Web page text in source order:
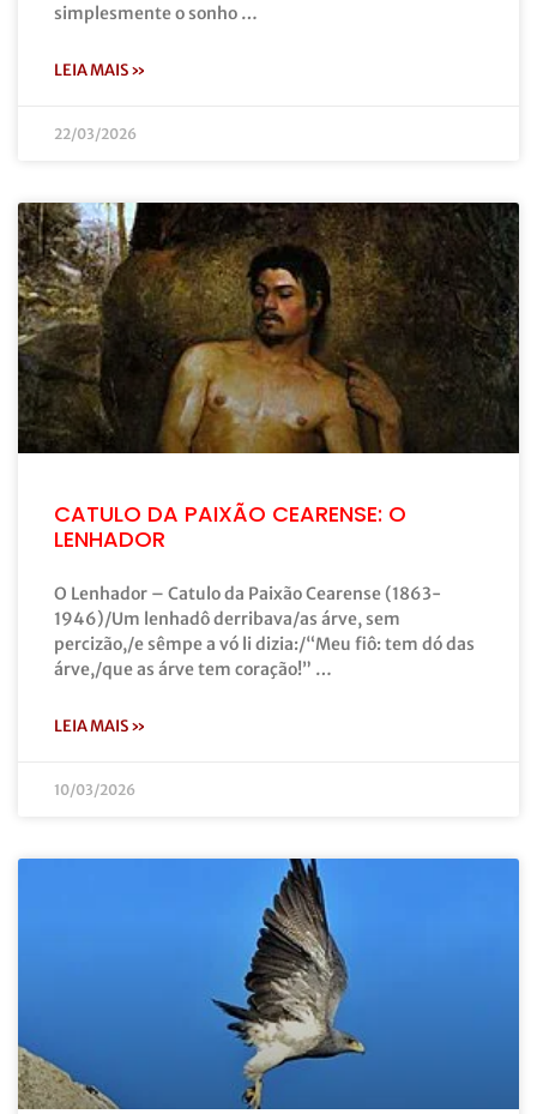
simplesmente o sonho …
LEIA MAIS »
22/03/2026
CATULO DA PAIXÃO CEARENSE: O
LENHADOR
O Lenhador – Catulo da Paixão Cearense (1863-
1946)/Um lenhadô derribava/as árve, sem
percizão,/e sêmpe a vó li dizia:/“Meu fiô: tem dó das
árve,/que as árve tem coração!” …
LEIA MAIS »
10/03/2026